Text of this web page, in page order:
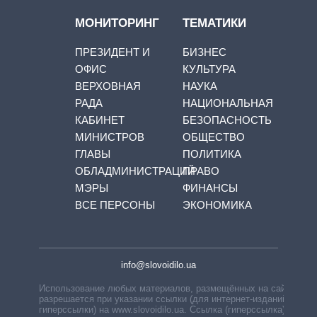
МОНИТОРИНГ
ПРЕЗИДЕНТ И
ОФИС
ВЕРХОВНАЯ
РАДА
КАБИНЕТ
МИНИСТРОВ
ГЛАВЫ
ОБЛАДМИНИСТРАЦИЙ
МЭРЫ
ВСЕ ПЕРСОНЫ
ТЕМАТИКИ
БИЗНЕС
КУЛЬТУРА
НАУКА
НАЦИОНАЛЬНАЯ
БЕЗОПАСНОСТЬ
ОБЩЕСТВО
ПОЛИТИКА
ПРАВО
ФИНАНСЫ
ЭКОНОМИКА
info@slovoidilo.ua
Использование любых материалов, размещённых на сайте,
разрешается при указании ссылки (для интернет-изданий —
гиперссылки) на www.slovoidilo.ua. Ссылка (гиперссылка)